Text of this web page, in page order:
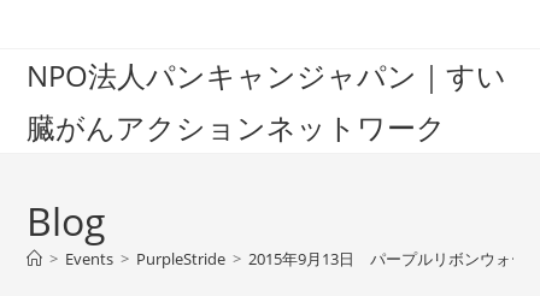
contentNPO法人パンキャンジャパン｜すい
臓がんアクションネットワーク
Blog
> Events > PurpleStride > 2015年9月13日 パープルリボンウォー